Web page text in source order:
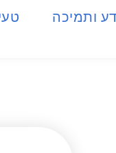
ותמיכה